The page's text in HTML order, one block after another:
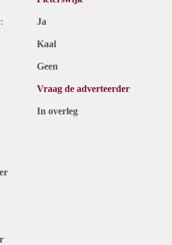
Ja
Kaal
Geen
Vraag de adverteerder
In overleg